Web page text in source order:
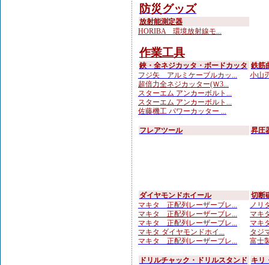
防災グッズ
放射能測定器
HORIBA 環境放射線モ...
作業工具
鋏・全ネジカッタ・ボードカッタ
フジ矢 アルミケーブルカッ...
超倍力全ネジカッター(Ｗ3...
スターエム アンカーボルト...
スターエム アンカーボルト...
佐藤機工 パワーカッター ...
鉄筋
小山
フレアツール 昇圧
ダイヤモンドホイール
マキタ 正配列レーザーブレ...
マキタ 正配列レーザーブレ...
マキタ 正配列レーザーブレ...
マキタ ダイヤモンドホイ...
マキタ 正配列レーザーブレ...
切断
ノリ
マキ
マキ
タジ
富士
ドリルチャック・ドリルスタンド キリ